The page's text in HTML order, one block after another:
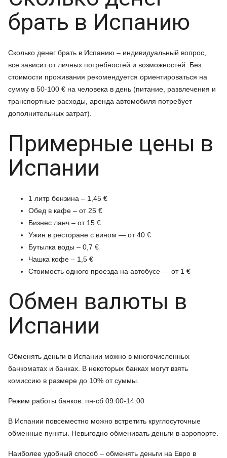
брать в Испанию
Сколько денег брать в Испанию – индивидуальный вопрос,
все зависит от личных потребностей и возможностей. Без
стоимости проживания рекомендуется ориентироваться на
сумму в 50-100 € на человека в день (питание, развлечения и
транспортные расходы, аренда автомобиля потребует
дополнительных затрат).
Примерные цены в
Испании
1 литр бензина – 1,45 €
Обед в кафе – от 25 €
Бизнес ланч – от 15 €
Ужин в ресторане с вином — от 40 €
Бутылка воды – 0,7 €
Чашка кофе – 1,5 €
Стоимость одного проезда на автобусе — от 1 €
Обмен валюты в
Испании
Обменять деньги в Испании можно в многочисленных
банкоматах и банках. В некоторых банках могут взять
комиссию в размере до 10% от суммы.
Режим работы банков: пн-сб 09:00-14:00
В Испании повсеместно можно встретить круглосуточные
обменные пункты. Невыгодно обменивать деньги в аэропорте.
Наиболее удобный способ – обменять деньги на Евро в